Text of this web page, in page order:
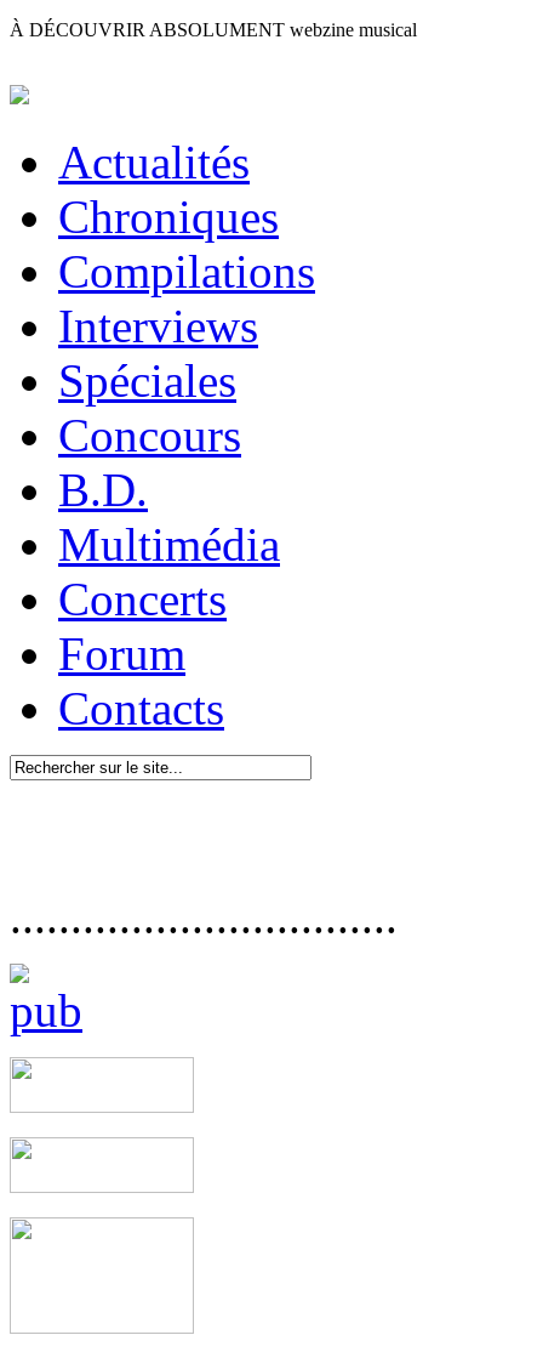
À DÉCOUVRIR ABSOLUMENT webzine musical
Actualités
Chroniques
Compilations
Interviews
Spéciales
Concours
B.D.
Multimédia
Concerts
Forum
Contacts
................................